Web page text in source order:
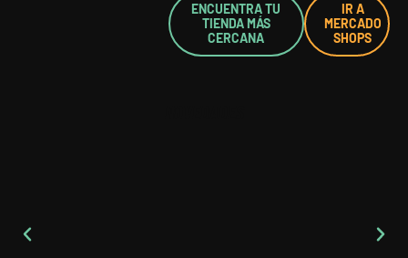
ENCUENTRA TU
TIENDA MÁS
CERCANA
IR A
MERCADO
SHOPS